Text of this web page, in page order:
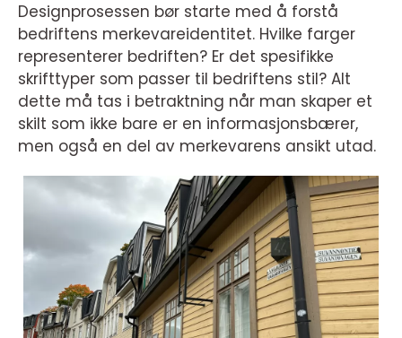
Designprosessen bør starte med å forstå
bedriftens merkevareidentitet. Hvilke farger
representerer bedriften? Er det spesifikke
skrifttyper som passer til bedriftens stil? Alt
dette må tas i betraktning når man skaper et
skilt som ikke bare er en informasjonsbærer,
men også en del av merkevarens ansikt utad.